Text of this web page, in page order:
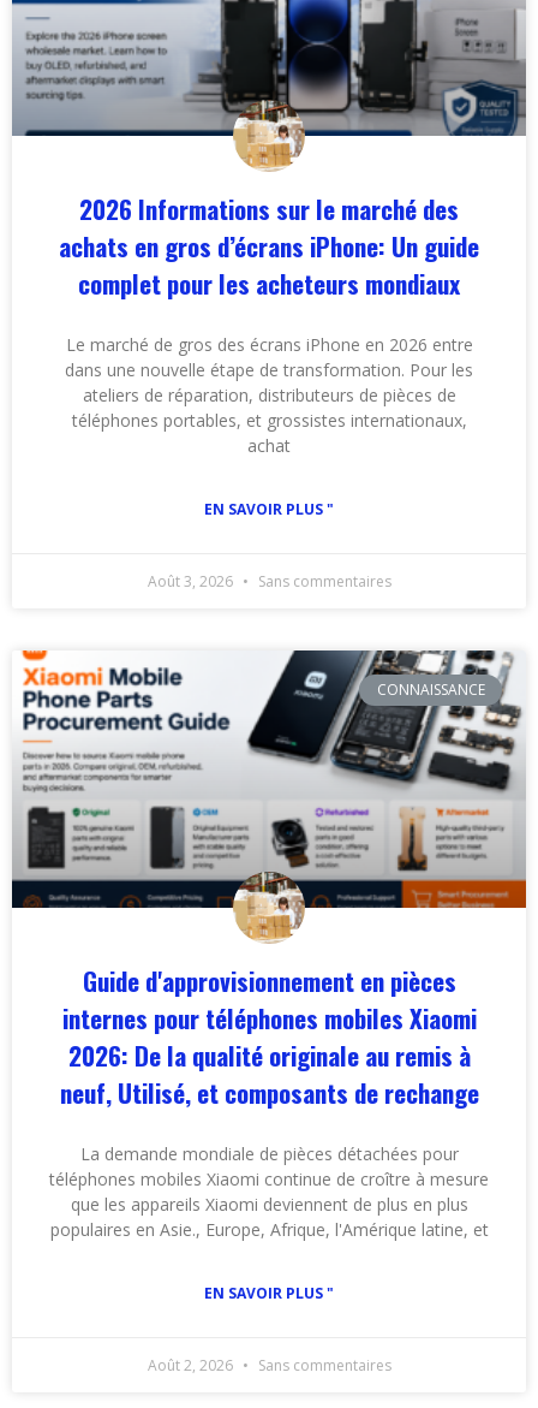
2026 Informations sur le marché des
achats en gros d’écrans iPhone: Un guide
complet pour les acheteurs mondiaux
Le marché de gros des écrans iPhone en 2026 entre
dans une nouvelle étape de transformation. Pour les
ateliers de réparation, distributeurs de pièces de
téléphones portables, et grossistes internationaux,
achat
EN SAVOIR PLUS "
Août 3, 2026 Sans commentaires
CONNAISSANCE
Guide d'approvisionnement en pièces
internes pour téléphones mobiles Xiaomi
2026: De la qualité originale au remis à
neuf, Utilisé, et composants de rechange
La demande mondiale de pièces détachées pour
téléphones mobiles Xiaomi continue de croître à mesure
que les appareils Xiaomi deviennent de plus en plus
populaires en Asie., Europe, Afrique, l'Amérique latine, et
EN SAVOIR PLUS "
Août 2, 2026 Sans commentaires